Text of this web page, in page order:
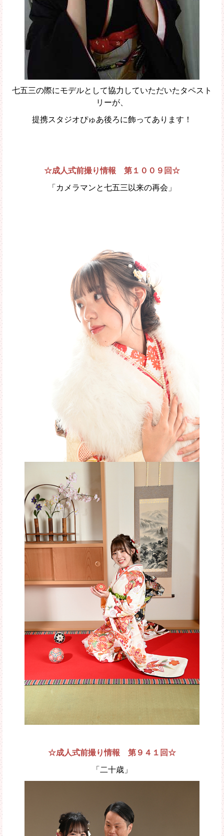
七五三の際にモデルとして協力していただいたタペスト
リーが、
提携スタジオぴゅあ後ろに飾ってあります！
☆成人式前撮り情報 第１００９回☆
「カメラマンと七五三以来の再会」
☆成人式前撮り情報 第９４１回☆
「二十歳」